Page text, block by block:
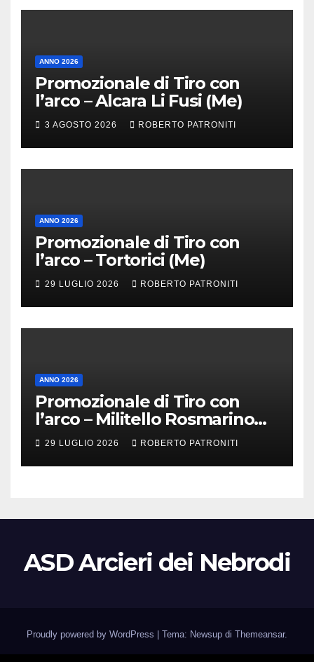
ANNO 2026
Promozionale di Tiro con
l’arco – Alcara Li Fusi (Me)
3 AGOSTO 2026 ROBERTO PATRONITI
ANNO 2026
Promozionale di Tiro con
l’arco – Tortorici (Me)
29 LUGLIO 2026 ROBERTO PATRONITI
ANNO 2026
Promozionale di Tiro con
l’arco – Militello Rosmarino
(Me)
29 LUGLIO 2026 ROBERTO PATRONITI
ASD Arcieri dei Nebrodi
Proudly powered by WordPress Tema: Newsup di Themeansar.